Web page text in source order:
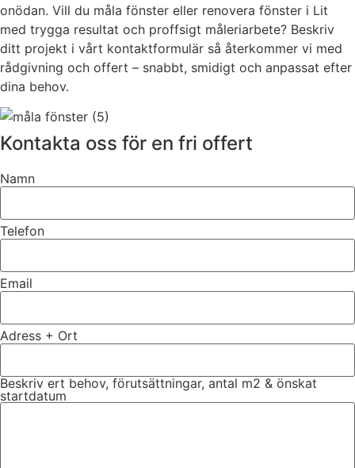
onödan. Vill du måla fönster eller renovera fönster i Lit
med trygga resultat och proffsigt måleriarbete? Beskriv
ditt projekt i vårt kontaktformulär så återkommer vi med
rådgivning och offert – snabbt, smidigt och anpassat efter
dina behov.
Kontakta oss för en fri offert
Namn
Telefon
Email
Adress + Ort
Beskriv ert behov, förutsättningar, antal m2 & önskat
startdatum